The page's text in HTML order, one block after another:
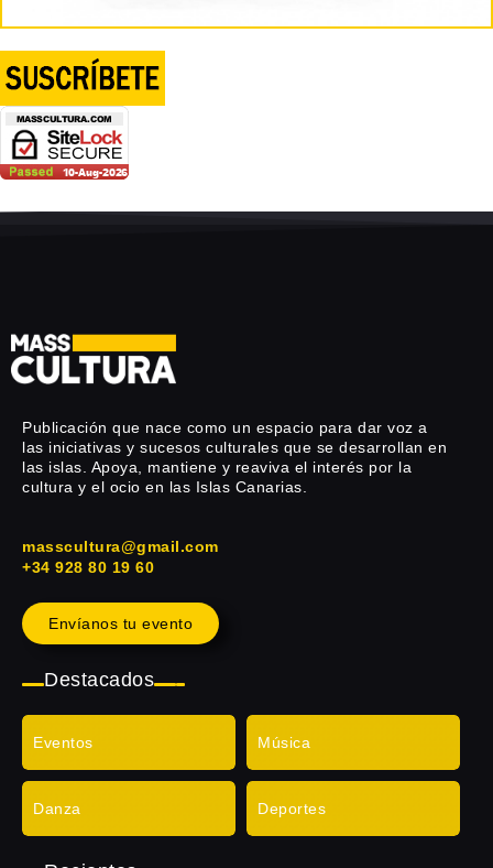
Publicación que nace como un espacio para dar voz a
las iniciativas y sucesos culturales que se desarrollan en
las islas. Apoya, mantiene y reaviva el interés por la
cultura y el ocio en las Islas Canarias.
masscultura@gmail.com
+34 928 80 19 60
Envíanos tu evento
Destacados
Eventos Música
Danza Deportes